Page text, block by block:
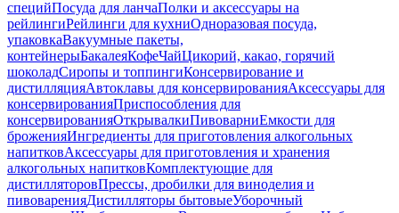
специйПосуда для ланчаПолки и аксессуары на
рейлингиРейлинги для кухниОдноразовая посуда,
упаковкаВакуумные пакеты,
контейнерыБакалеяКофеЧайЦикорий, какао, горячий
шоколадСиропы и топпингиКонсервирование и
дистилляцияАвтоклавы для консервированияАксессуары для
консервированияПриспособления для
консервированияОткрывалкиПивоварниЕмкости для
броженияИнгредиенты для приготовления алкогольных
напитковАксессуары для приготовления и хранения
алкогольных напитковКомплектующие для
дистилляторовПрессы, дробилки для виноделия и
пивоваренияДистилляторы бытовыеУборочный